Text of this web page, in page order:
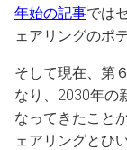
年始の記事では
ェアリングのポ
そして現在、第
なり、2030年の
なってきたこと
ェアリングとひ